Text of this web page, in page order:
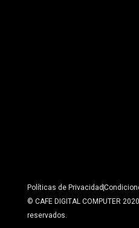
Políticas de Privacidad
© CAFE DIGITAL COMPUTER
reservados.